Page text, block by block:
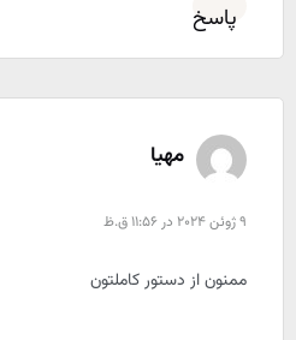
پاسخ
مهیا
9 ژوئن 2024 در 11:56 ق.ظ
ممنون از دستور کاملتون